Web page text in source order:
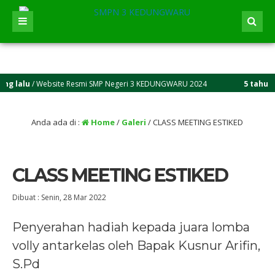
/ Website Resmi SMP Negeri 3 KEDUNGWARU 2024 5 tahun
Anda ada di : Home/ Galeri /CLASS MEETING ESTIKED
CLASS MEETING ESTIKED
Dibuat : Senin, 28 Mar 2022
Penyerahan hadiah kepada juara lomba
volly antarkelas oleh Bapak Kusnur Arifin,
S.Pd